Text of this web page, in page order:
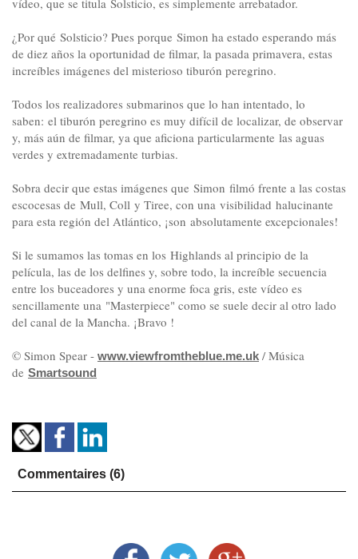
vídeo, que se titula Solsticio, es simplemente arrebatador.
¿Por qué Solsticio? Pues porque Simon ha estado esperando más
de diez años la oportunidad de filmar, la pasada primavera, estas
increíbles imágenes del misterioso tiburón peregrino.
Todos los realizadores submarinos que lo han intentado, lo
saben: el tiburón peregrino es muy difícil de localizar, de observar
y, más aún de filmar, ya que aficiona particularmente las aguas
verdes y extremadamente turbias.
Sobra decir que estas imágenes que Simon filmó frente a las costas
escocesas de Mull, Coll y Tiree, con una visibilidad halucinante
para esta región del Atlántico, ¡son absolutamente excepcionales!
Si le sumamos las tomas en los Highlands al principio de la
película, las de los delfines y, sobre todo, la increíble secuencia
entre los buceadores y una enorme foca gris, este vídeo es
sencillamente una "Masterpiece" como se suele decir al otro lado
del canal de la Mancha. ¡Bravo !
© Simon Spear - www.viewfromtheblue.me.uk / Música
de Smartsound
Commentaires (6)